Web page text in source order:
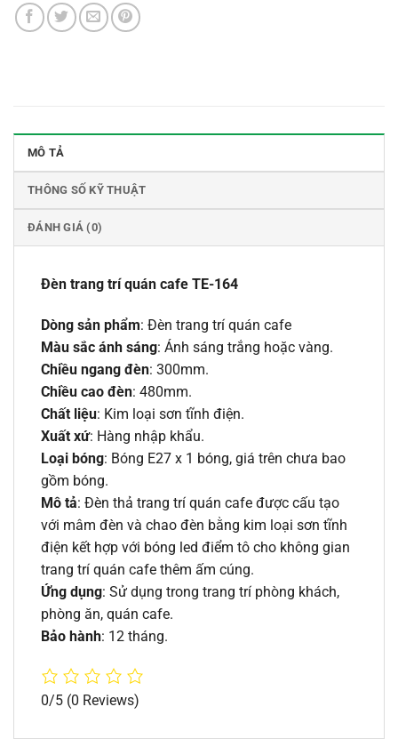
MÔ TẢ
THÔNG SỐ KỸ THUẬT
ĐÁNH GIÁ (0)
Đèn trang trí quán cafe TE-164
Dòng sản phẩm: Đèn trang trí quán cafe
Màu sắc ánh sáng: Ánh sáng trắng hoặc vàng.
Chiều ngang đèn: 300mm.
Chiều cao đèn: 480mm.
Chất liệu: Kim loại sơn tĩnh điện.
Xuất xứ: Hàng nhập khẩu.
Loại bóng: Bóng E27 x 1 bóng, giá trên chưa bao
gồm bóng.
Mô tả: Đèn thả trang trí quán cafe được cấu tạo
với mâm đèn và chao đèn bằng kim loại sơn tĩnh
điện kết hợp với bóng led điểm tô cho không gian
trang trí quán cafe thêm ấm cúng.
Ứng dụng: Sử dụng trong trang trí phòng khách,
phòng ăn, quán cafe.
Bảo hành: 12 tháng.
0/5 (0 Reviews)